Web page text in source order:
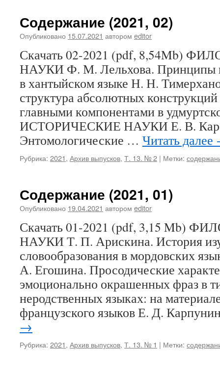
Содержание (2021, 02)
Опубликовано 15.07.2021 автором editor
Скачать 02-2021 (pdf, 8,54Mb)
НАУКИ Ф. М. Лельхова. Принципы
в хантыйском языке Н. Н.
структура абсолютных
главными компонентами в
ИСТОРИЧЕСКИЕ НАУКИ Е. В.
Энтомологические … Читать далее
Рубрика: 2021, Архив выпусков, Т. 13. № 2 | Метки:
Содержание (2021, 01)
Опубликовано 19.04.2021 автором editor
Скачать 01-2021 (pdf, 3,15 Mb)
НАУКИ Т. П. Арискина. История
словообразования в мордовских
А. Егошина. Просодические
эмоционально окрашенных фраз в
неродственных языках: на
французского языков Е. Д.
→
Рубрика: 2021, Архив выпусков, Т. 13. № 1 | Метки: